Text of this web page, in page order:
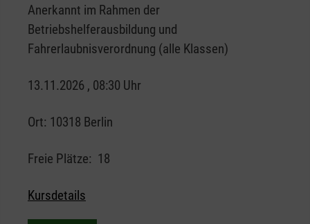
Anerkannt im Rahmen der
Betriebshelferausbildung und
Fahrerlaubnisverordnung (alle Klassen)
13.11.2026 , 08:30 Uhr
Ort: 10318 Berlin
Freie Plätze: 18
Kursdetails